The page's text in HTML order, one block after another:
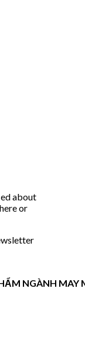
about
or
NGÀNH MAY